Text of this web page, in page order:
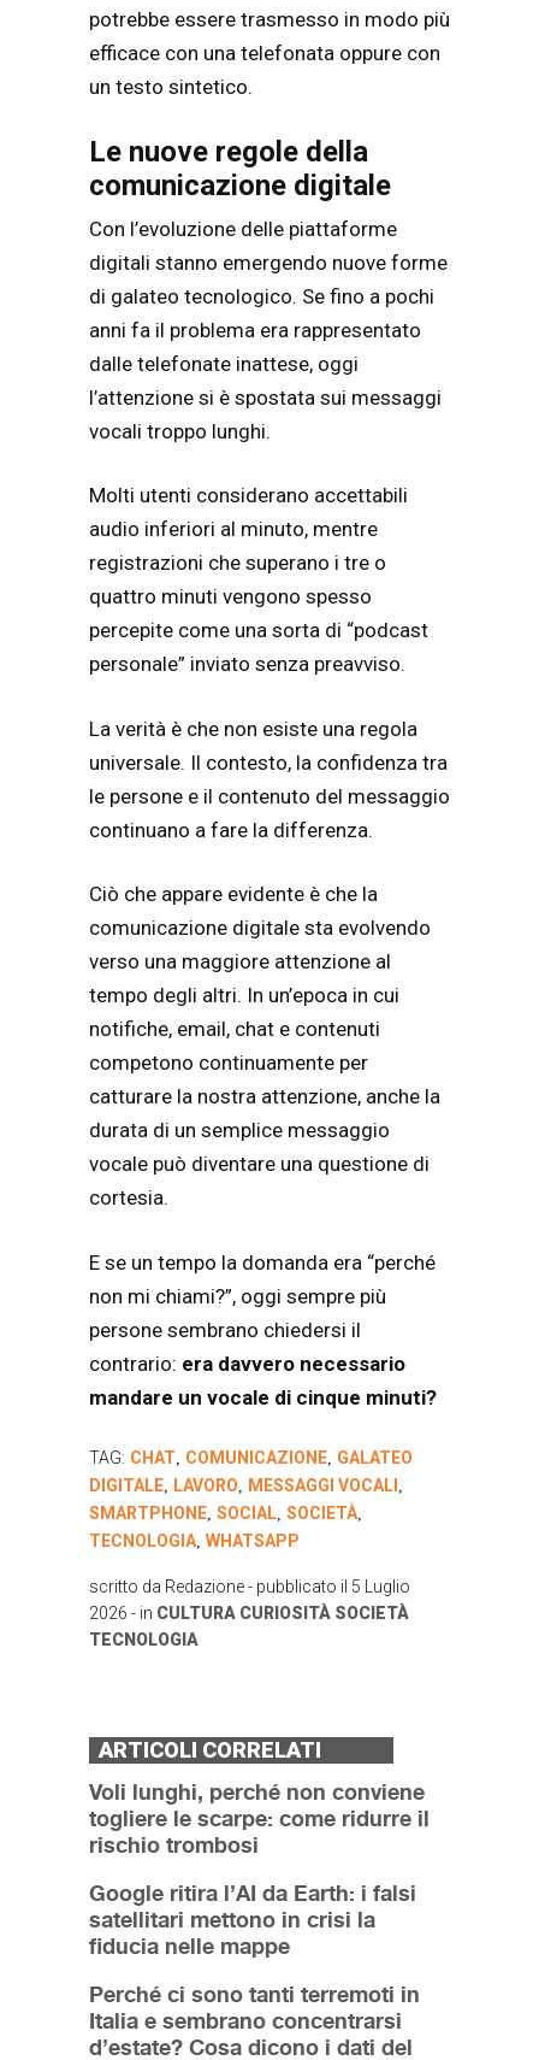
potrebbe essere trasmesso in modo più
efficace con una telefonata oppure con
un testo sintetico.
Le nuove regole della
comunicazione digitale
Con l’evoluzione delle piattaforme
digitali stanno emergendo nuove forme
di galateo tecnologico. Se fino a pochi
anni fa il problema era rappresentato
dalle telefonate inattese, oggi
l’attenzione si è spostata sui messaggi
vocali troppo lunghi.
Molti utenti considerano accettabili
audio inferiori al minuto, mentre
registrazioni che superano i tre o
quattro minuti vengono spesso
percepite come una sorta di “podcast
personale” inviato senza preavviso.
La verità è che non esiste una regola
universale. Il contesto, la confidenza tra
le persone e il contenuto del messaggio
continuano a fare la differenza.
Ciò che appare evidente è che la
comunicazione digitale sta evolvendo
verso una maggiore attenzione al
tempo degli altri. In un’epoca in cui
notifiche, email, chat e contenuti
competono continuamente per
catturare la nostra attenzione, anche la
durata di un semplice messaggio
vocale può diventare una questione di
cortesia.
E se un tempo la domanda era “perché
non mi chiami?”, oggi sempre più
persone sembrano chiedersi il
contrario: era davvero necessario
mandare un vocale di cinque minuti?
TAG: CHAT, COMUNICAZIONE, GALATEO
DIGITALE, LAVORO, MESSAGGI VOCALI ,
SMARTPHONE, SOCIAL, SOCIETÀ,
TECNOLOGIA, WHATSAPP
scritto da Redazione- pubblicato il 5 Luglio
2026 - in CULTURA CURIOSITÀ SOCIETÀ
TECNOLOGIA
ARTICOLI CORRELATI
Voli lunghi, perché non conviene
togliere le scarpe: come ridurre il
rischio trombosi
Google ritira l’AI da Earth: i falsi
satellitari mettono in crisi la
fiducia nelle mappe
Perché ci sono tanti terremoti in
Italia e sembrano concentrarsi
d’estate? Cosa dicono i dati del